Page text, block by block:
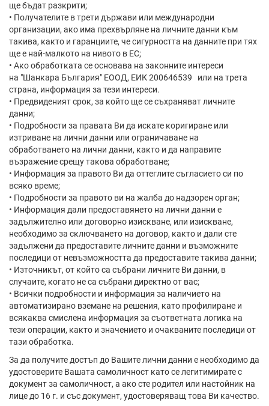
ще бъдат разкрити;
• Получателите в трети държави или международни
организации, ако има прехвърляне на личните данни към
такива, както и гаранциите, че сигурността на данните при тях
ще е най-малкото на нивото в ЕС;
• Ако обработката се основава на законните интереси
на "Шанкара България" ЕООД, ЕИК 200646539 или на трета
страна, информация за тези интереси.
• Предвиденият срок, за който ще се съхраняват личните
данни;
• Подробности за правата Ви да искате коригиране или
изтриване на лични данни или ограничаване на
обработването на лични данни, както и да направите
възражение срещу такова обработване;
• Информация за правото Ви да оттеглите съгласието си по
всяко време;
• Подробности за правото ви на жалба до надзорен орган;
• Информация дали предоставянето на лични данни е
задължително или договорно изискване, или изискване,
необходимо за сключването на договор, както и дали сте
задължени да предоставите личните данни и възможните
последици от невъзможността да предоставите такива данни;
• Източникът, от който са събрани личните Ви данни, в
случаите, когато не са събрани директно от вас;
• Всички подробности и информация за наличието на
автоматизирано вземане на решения, като профилиране и
всякаква смислена информация за съответната логика на
тези операции, както и значението и очакваните последици от
тази обработка.
За да получите достъп до Вашите лични данни е необходимо да
удостоверите Вашата самоличност като се легитимирате с
документ за самоличност, а ако сте родител или настойник на
лице до 16 г. и със документ, удостоверяващ това Ви качество.